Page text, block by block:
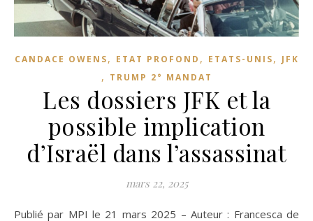
CANDACE OWENS, ETAT PROFOND , ETATS-UNIS, JFK
, TRUMP 2° MANDAT
Les dossiers JFK et la
possible implication
d’Israël dans l’assassinat
mars 22, 2025
Publié par MPI le 21 mars 2025 – Auteur : Francesca de